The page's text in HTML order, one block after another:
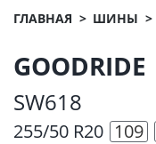
ГЛАВНАЯ ШИНЫ
GOODRIDE
SW618
255/50 R20 109